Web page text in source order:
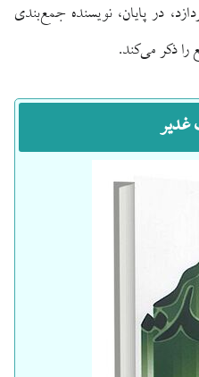
در پایان، نویسنده جمع‌بندی
را ذکر می‌کند.